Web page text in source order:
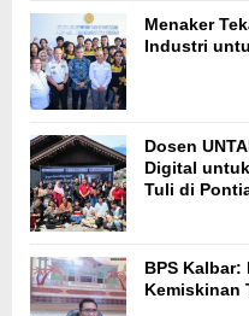
Menaker
Industri
Dosen
Digital
Tuli di
BPS Kalbar:
Kemiskinan